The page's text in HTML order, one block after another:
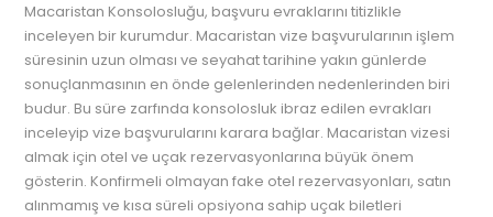
Macaristan Konsolosluğu, başvuru evraklarını titizlikle
inceleyen bir kurumdur. Macaristan vize başvurularının işlem
süresinin uzun olması ve seyahat tarihine yakın günlerde
sonuçlanmasının en önde gelenlerinden nedenlerinden biri
budur. Bu süre zarfında konsolosluk ibraz edilen evrakları
inceleyip vize başvurularını karara bağlar. Macaristan vizesi
almak için otel ve uçak rezervasyonlarına büyük önem
gösterin. Konfirmeli olmayan fake otel rezervasyonları, satın
alınmamış ve kısa süreli opsiyona sahip uçak biletleri